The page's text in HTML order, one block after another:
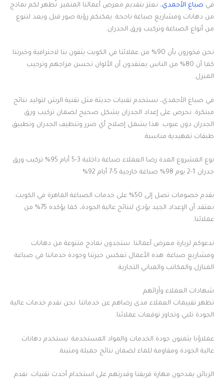
في صباغ الأحمدي، نعتز بتقديم معرض أعمالنا المتميز. نُظهر لكم نماذج
من دهانات ومشاريع صباغة ناجحة. يمكنكم رؤية صور قبل وبعد لتنوع
من أنواع الصباغة وتركيب ورق الجدران.
نحن فخورون بأن 90% من عملائنا في الكويت يثقون بنا لاحترافية وخبرتنا.
كما أن 80% من الناس يعتقدون أن الألوان تحسن مزاجهم وترحيب
المنزل.
في صباغ الأحمدي، نستخدم تقنيات حديثة مثل تقنية الرش لتوليد نتائج
مبتكرة. نحرص على إعداد الجدران بشكل صحيح لضمان تركيب ورق
الجدران دون عيوب. هذا يشمل إصلاح أي ضرر وتنظيف الجدران وتطبيق
طبقات تمهيدية مناسبة.
نوع المشروع المدة رضا العملاء صباغة داخلية 3-5 أيام 95% تركيب ورق
جدران 1-2 يوم 98% صباغة خارجية 5-7 أيام 92%
نقدم خصومات تصل إلى 50% على خدمات الصباغة الماهرة في الكويت.
نعتقد أن الإعداد الجيد يؤدي لنتائج عالية الجودة، كما يؤكده 75% من
عملائنا.
ندعوكم لزيارة معرض أعمالنا. ستجدون نماذج متنوعة من دهانات
ومشاريع صباغة. هذه الأعمال تعكس خبرتنا وجودة خدماتنا في صباغة
المنازل والمكاتب والمباني التجارية.
شهادات العملاء وآرائهم
تظهر تقييمات العملاء مدى رضاهم عن خدماتنا. نحن نقدم خدمات عالية
الجودة تلبي وتجاوز توقعات عملائنا.
عملاؤنا يثمنون جودة الخدمات والمواد المستخدمة. نستخدم دهانات
عالية الجودة ومقاومة للماء لضمان نتائج جميلة ومتينة.
الزبائن يمدحون مهارة فريقنا وقدرتهم على استخدام أحدث تقنيات. نقدم